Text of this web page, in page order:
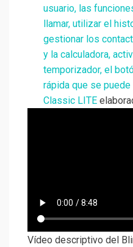
usuario, las
llamar, utilizar el
gestionar los
y la calculadora,
temporizador, el
rápida que se puede
Classic LITE
Vídeo descriptivo del